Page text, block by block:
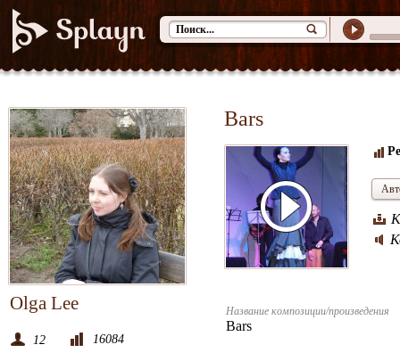
Olga Lee
12 16084
Bars
Название композиции/произведения
Bars